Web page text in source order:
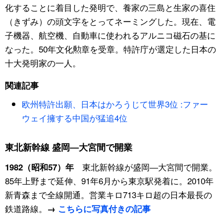
化することに着目した発明で、養家の三島と生家の喜住
（きずみ）の頭文字をとってネーミングした。現在、電
子機器、航空機、自動車に使われるアルニコ磁石の基に
なった。50年文化勲章を受章。特許庁が選定した日本の
十大発明家の一人。
関連記事
欧州特許出願、日本はかろうじて世界3位 :ファー
ウェイ擁する中国が猛追4位
東北新幹線 盛岡―大宮間で開業
1982（昭和57）年東北新幹線が盛岡―大宮間で開業。
85年上野まで延伸、91年6月から東京駅発着に。2010年
新青森まで全線開通。営業キロ713キロ超の日本最長の
鉄道路線。 → こちらに写真付きの記事